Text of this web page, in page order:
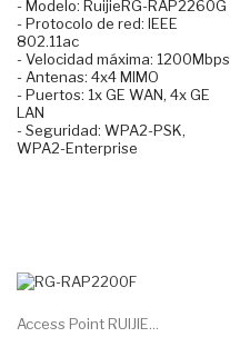
- Modelo: RuijieRG-RAP2260G
- Protocolo de red: IEEE
802.11ac
- Velocidad máxima: 1200Mbps
- Antenas: 4x4 MIMO
- Puertos: 1x GE WAN, 4x GE
LAN
- Seguridad: WPA2-PSK,
WPA2-Enterprise
Access Point RUIJIE...